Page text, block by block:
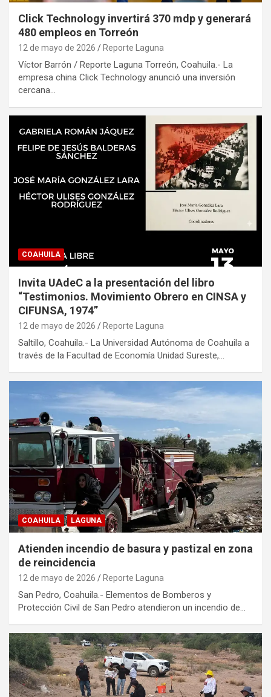
Click Technology invertirá 370 mdp y generará
480 empleos en Torreón
12 de mayo de 2026 Reporte Laguna
Víctor Barrón / Reporte Laguna Torreón, Coahuila.- La
empresa china Click Technology anunció una inversión
cercana…
COAHUILA
Invita UAdeC a la presentación del libro
“Testimonios. Movimiento Obrero en CINSA y
CIFUNSA, 1974”
12 de mayo de 2026 Reporte Laguna
Saltillo, Coahuila.- La Universidad Autónoma de Coahuila a
través de la Facultad de Economía Unidad Sureste,…
COAHUILA LAGUNA
Atienden incendio de basura y pastizal en zona
de reincidencia
12 de mayo de 2026 Reporte Laguna
San Pedro, Coahuila.- Elementos de Bomberos y
Protección Civil de San Pedro atendieron un incendio de…